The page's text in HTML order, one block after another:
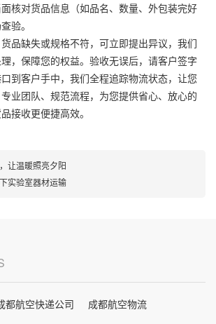
核对货品信息（如品名、数量、外包装完好
验。
品缺失或规格不符，可立即提出异议，我们
，保障您的权益。验收无误后，请客户签字
到客户手中，我们全程追踪物流状态，让您
业团队、规范流程，为您提供省心、放心的
接收更便捷高效。
让温暖照亮夕阳
实验室器材运输
都航空快递公司
成都航空物流